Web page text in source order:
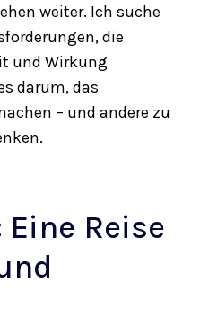
weiter. Ich suche
die
und Wirkung
darum, das
– und andere zu
Reise